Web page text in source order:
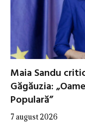
Maia Sandu
Găgăuzia:
Populară”
7 august 2026